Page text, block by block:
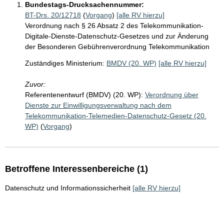
Bundestags-Drucksachennummer:
BT-Drs. 20/12718 (Vorgang) [alle RV hierzu]
Verordnung nach § 26 Absatz 2 des Telekommunikation-
Digitale-Dienste-Datenschutz-Gesetzes und zur Änderung
der Besonderen Gebührenverordnung Telekommunikation
Zuständiges Ministerium: BMDV (20. WP) [alle RV hierzu]
Zuvor:
Referentenentwurf (BMDV) (20. WP): Verordnung über
Dienste zur Einwilligungsverwaltung nach dem
Telekommunikation-Telemedien-Datenschutz-Gesetz (20.
WP) (Vorgang)
Betroffene Interessenbereiche (1)
Datenschutz und Informationssicherheit [alle RV hierzu]